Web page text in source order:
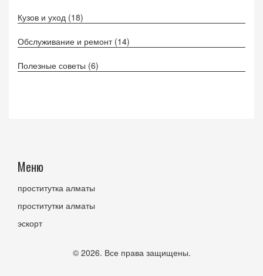
Кузов и уход (18)
Обслуживание и ремонт (14)
Полезные советы (6)
Меню
проститутка алматы
проститутки алматы
эскорт
© 2026. Все права защищены.